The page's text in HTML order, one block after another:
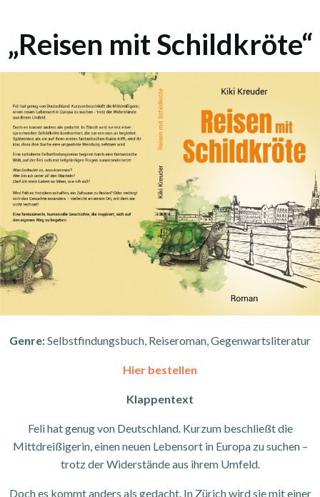
„Reisen mit Schildkröte“
Genre:Selbstfindungsbuch, Reiseroman, Gegenwartsliteratur
Hier bestellen
Klappentext
Feli hat genug von Deutschland. Kurzum beschließt die
Mittdreißigerin, einen neuen Lebensort in Europa zu suchen –
trotz der Widerstände aus ihrem Umfeld.
Doch es kommt anders als gedacht. In Zürich wird sie mit einer